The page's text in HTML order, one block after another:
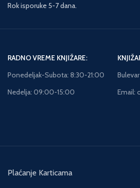
Rok isporuke 5-7 dana.
RADNO VREME KNJIŽARE:
Ponedeljak-Subota: 8:30-21:00
Nedelja: 09:00-15:00
Email:
Plaćanje Karticama